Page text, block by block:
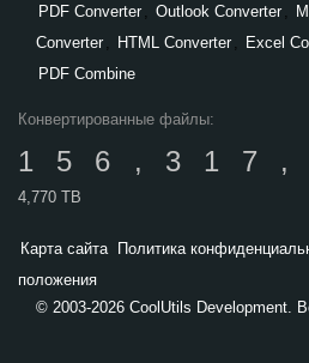
PDF Converter Outlook Converter
Converter
HTML Converter Excel
PDF Combine
Конвертированные файлы:
4,770 TB
Карта сайта Политика
положения
© 2003-2026 CoolUtils Development.